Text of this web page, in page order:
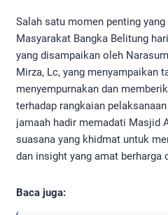
Salah satu momen penting
Masyarakat Bangka Belitung
yang disampaikan oleh
Mirza, Lc, yang menyampaikan
menyempurnakan dan
terhadap rangkaian
jamaah hadir memadati Masjid
suasana yang khidmat untuk
dan insight yang amat berharga
Baca juga: